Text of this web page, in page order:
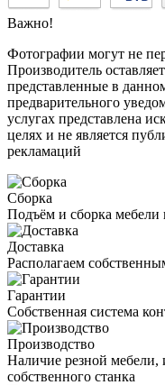
Важно!
Фотографии могут не
Производитель
представленные в
предварительного
услугах представлена
целях и не является
рекламаций
Сборка
Подъём и сборка мебели
Доставка
Располагаем
Гарантии
Собственная система
Производство
Наличие резной
собственного станка